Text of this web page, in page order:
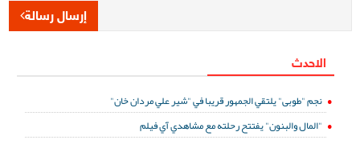
إرسال رسالة
الاحدث
نجم "طوبى" يلتقي الجمهور قريبا في "شير علي مردان خان"
"المال والبنون" يفتتح رحلته مع مشاهدي آي فيلم